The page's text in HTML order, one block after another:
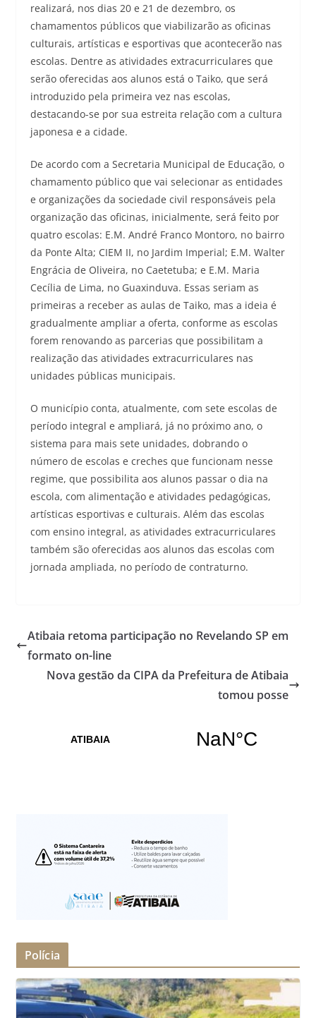
realizará, nos dias 20 e 21 de dezembro, os
chamamentos públicos que viabilizarão as oficinas
culturais, artísticas e esportivas que acontecerão nas
escolas. Dentre as atividades extracurriculares que
serão oferecidas aos alunos está o Taiko, que será
introduzido pela primeira vez nas escolas,
destacando-se por sua estreita relação com a cultura
japonesa e a cidade.
De acordo com a Secretaria Municipal de Educação, o
chamamento público que vai selecionar as entidades
e organizações da sociedade civil responsáveis pela
organização das oficinas, inicialmente, será feito por
quatro escolas: E.M. André Franco Montoro, no bairro
da Ponte Alta; CIEM II, no Jardim Imperial; E.M. Walter
Engrácia de Oliveira, no Caetetuba; e E.M. Maria
Cecília de Lima, no Guaxinduva. Essas seriam as
primeiras a receber as aulas de Taiko, mas a ideia é
gradualmente ampliar a oferta, conforme as escolas
forem renovando as parcerias que possibilitam a
realização das atividades extracurriculares nas
unidades públicas municipais.
O município conta, atualmente, com sete escolas de
período integral e ampliará, já no próximo ano, o
sistema para mais sete unidades, dobrando o
número de escolas e creches que funcionam nesse
regime, que possibilita aos alunos passar o dia na
escola, com alimentação e atividades pedagógicas,
artísticas esportivas e culturais. Além das escolas
com ensino integral, as atividades extracurriculares
também são oferecidas aos alunos das escolas com
jornada ampliada, no período de contraturno.
Atibaia retoma participação no Revelando SP em
formato on-line
Nova gestão da CIPA da Prefeitura de Atibaia
tomou posse
Polícia